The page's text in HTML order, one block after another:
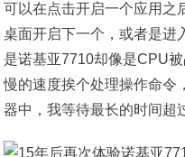
可以在点击开启一个应用之
桌面开启下一个，或者是进
是诺基亚7710却像是CPU
慢的速度挨个处理操作命令
器中，我等待最长的时间超